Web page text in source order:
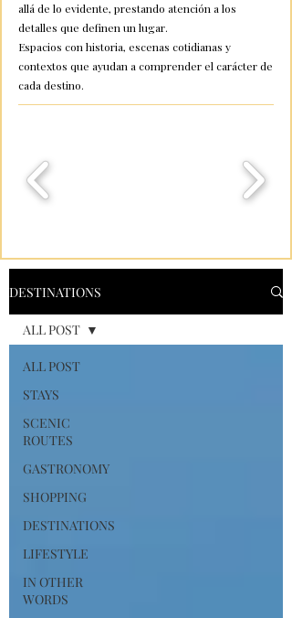
allá de lo evidente, prestando atención a los
detalles que definen un lugar.
Espacios con historia, escenas cotidianas y
contextos que ayudan a comprender el carácter de
cada destino.
DESTINATIONS
ALL POST
STAYS
SCENIC
ROUTES
GASTRONOMY
SHOPPING
DESTINATIONS
LIFESTYLE
IN OTHER
WORDS
ALL POST